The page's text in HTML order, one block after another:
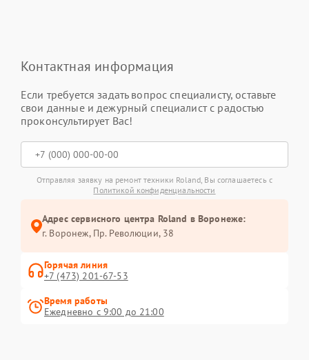
Контактная информация
Если требуется задать вопрос специалисту, оставьте
свои данные и дежурный специалист с радостью
проконсультирует Вас!
Отправляя заявку на ремонт техники Roland, Вы соглашаетесь с
Политикой конфиденциальности
Адрес сервисного центра Roland в Воронеже:
г. Воронеж, Пр. Революции, 38
Горячая линия
+7 (473) 201-67-53
Время работы
Ежедневно с 9:00 до 21:00